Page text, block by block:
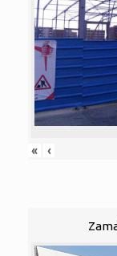
« ‹